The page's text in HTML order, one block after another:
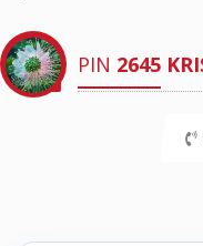
PIN 2645